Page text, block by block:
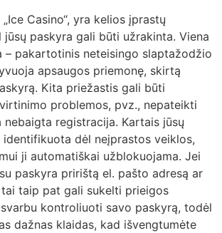
Casino“, yra kelios įprastų
jūsų paskyra gali būti užrakinta. Viena
– pakartotinis neteisingo slaptažodžio
apsaugos priemonę, skirtą
Kita priežastis gali būti
problemos, pvz., nepateikti
registracija. Kartais jūsų
dėl neįprastos veiklos,
ji automatiškai užblokuojama. Jei
paskyra pririštą el. pašto adresą ar
taip pat gali sukelti prieigos
kontroliuoti savo paskyrą, todėl
dažnas klaidas, kad išvengtumėte